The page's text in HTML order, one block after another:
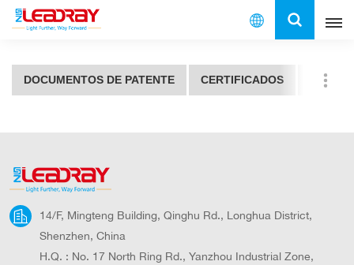
Español
DOCUMENTOS DE PATENTE CERTIFICADOS
14/F, Mingteng Building, Qinghu Rd., Longhua District,
Shenzhen, China
H.Q. : No. 17 North Ring Rd., Yanzhou Industrial Zone,